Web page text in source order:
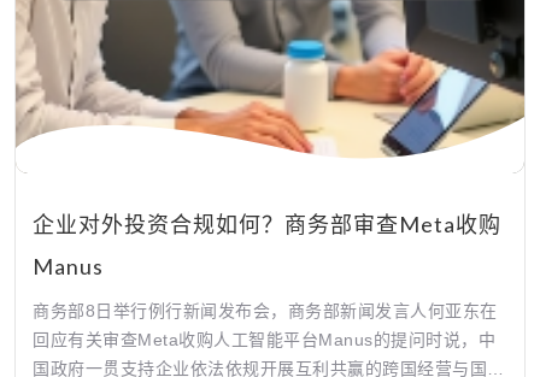
企业对外投资合规如何？商务部审查Meta收购
Manus
商务部8日举行例行新闻发布会，商务部新闻发言人何亚东在
回应有关审查Meta收购人工智能平台Manus的提问时说，中
国政府一贯支持企业依法依规开展互利共赢的跨国经营与国际